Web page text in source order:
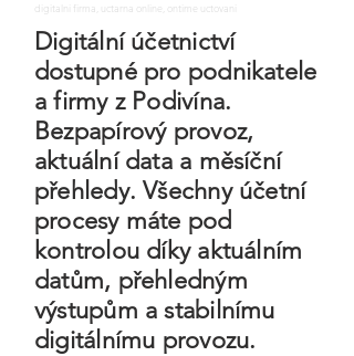
digitalni firma, uctarna online, ontime uctovani
Digitální účetnictví
dostupné pro podnikatele
a firmy z Podivína.
Bezpapírový provoz,
aktuální data a měsíční
přehledy. Všechny účetní
procesy máte pod
kontrolou díky aktuálním
datům, přehledným
výstupům a stabilnímu
digitálnímu provozu.